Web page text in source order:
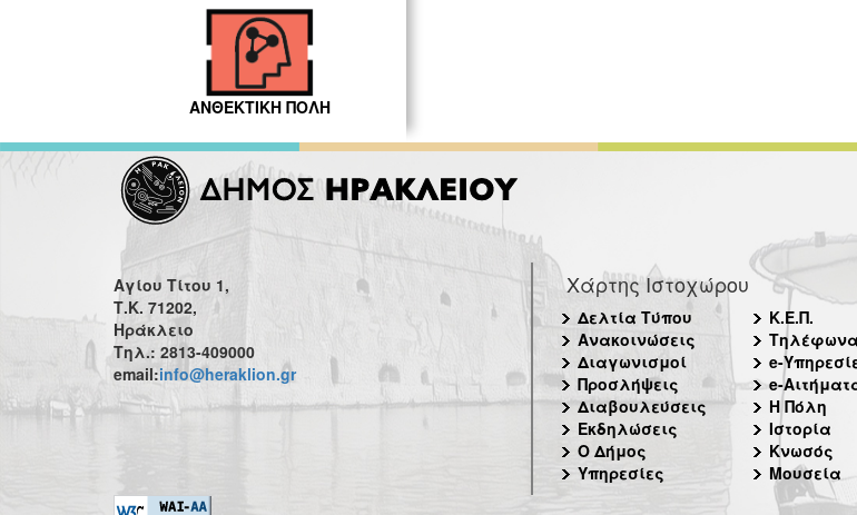
ΑΝΘΕΚΤΙΚΗ ΠΟΛΗ
Αγίου Τίτου 1,
Τ.Κ. 71202,
Ηράκλειο
Τηλ.: 2813-409000
email:info@heraklion.gr
Χάρτης Ιστοχώρου
Δελτία Τύπου
Ανακοινώσεις
Διαγωνισμοί
Προσλήψεις
Διαβουλεύσεις
Εκδηλώσεις
Ο Δήμος
Υπηρεσίες
Κ.Ε.Π.
Τηλέφωνα
e-
e-
Η Πόλη
Ιστορία
Κνωσός
Μουσεία